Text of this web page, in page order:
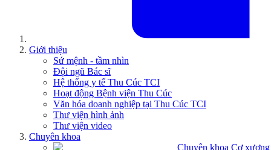
Giới thiệu
Sứ mệnh - tầm nhìn
Đội ngũ Bác sĩ
Hệ thống y tế Thu Cúc TCI
Hoạt động Bệnh viện Thu Cúc
Văn hóa doanh nghiệp tại Thu Cúc TCI
Thư viện hình ảnh
Thư viện video
Chuyên khoa
Chuyên khoa Cơ